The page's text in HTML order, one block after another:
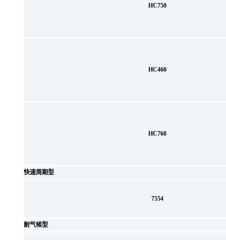
HC750
HC460
HC760
快速周期型
7554
耐气候型